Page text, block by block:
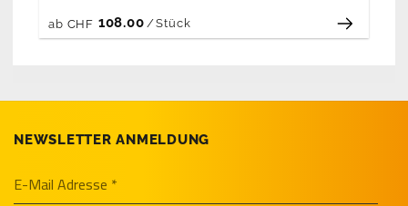
ab CHF 108.00 /Stück
NEWSLETTER ANMELDUNG